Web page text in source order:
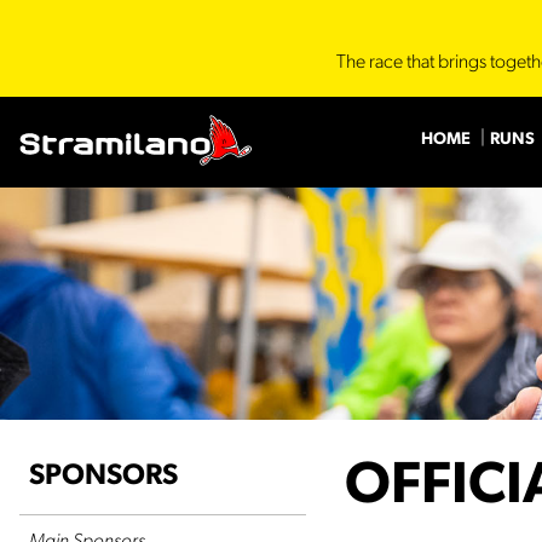
The race that brings
HOME RUNS
SPONSORS